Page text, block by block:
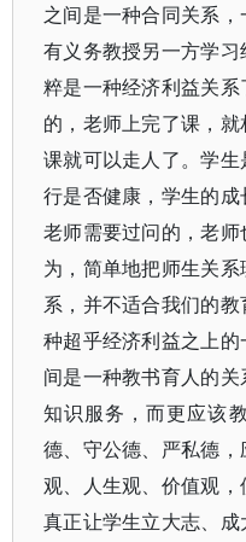
之间是一种合同关系
有义务教授另一方学
粹是一种经济利益关
的，老师上完了课，
课就可以走人了。学
行是否健康，学生的
老师需要过问的，老
为，简单地把师生关
系，并不适合我们的
种超乎经济利益之上
间是一种教书育人的
知识服务，而更应该
德、守公德、严私德
观、人生观、价值观
真正让学生立大志、